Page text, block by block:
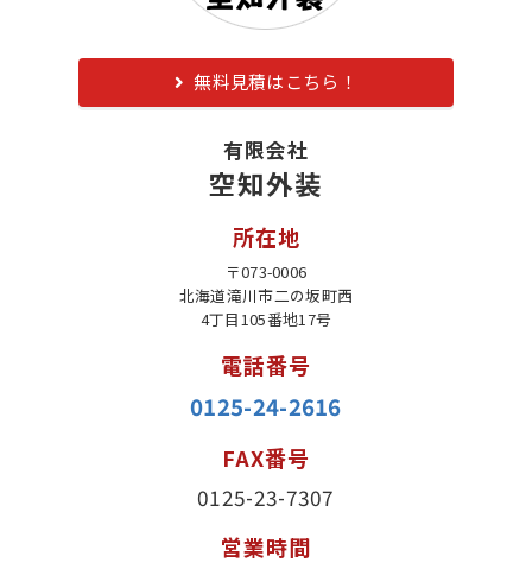
無料見積はこちら！
有限会社
空知外装
所在地
〒073-0006
北海道滝川市二の坂町西
4丁目105番地17号
電話番号
0125-24-2616
FAX番号
0125-23-7307
営業時間